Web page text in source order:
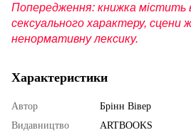
Попередження: книжка містить
сексуального характеру, сцени
ненормативну лексику.
Характеристики
Автор
Брінн Вівер
Видавництво
ARTBOOKS